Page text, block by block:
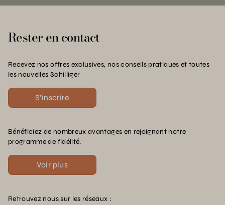
Rester en contact
Recevez nos offres exclusives, nos conseils pratiques et toutes
les nouvelles Schilliger
S'inscrire
Bénéficiez de nombreux avantages en rejoignant notre
programme de fidélité.
Voir plus
Retrouvez nous sur les réseaux :